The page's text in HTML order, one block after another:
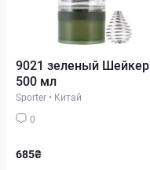
9021 зеленый Шейкер
500 мл
Sporter • Китай
0
685₴